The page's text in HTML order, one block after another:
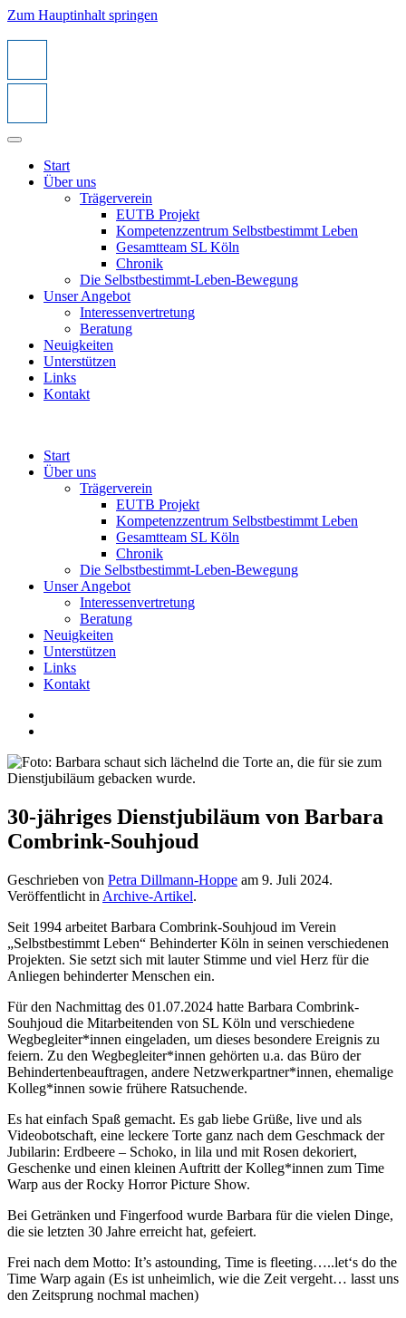
Zum Hauptinhalt springen
Start
Über uns
Trägerverein
EUTB Projekt
Kompetenzzentrum Selbstbestimmt Leben
Gesamtteam SL Köln
Chronik
Die Selbstbestimmt-Leben-Bewegung
Unser Angebot
Interessenvertretung
Beratung
Neuigkeiten
Unterstützen
Links
Kontakt
Start
Über uns
Trägerverein
EUTB Projekt
Kompetenzzentrum Selbstbestimmt Leben
Gesamtteam SL Köln
Chronik
Die Selbstbestimmt-Leben-Bewegung
Unser Angebot
Interessenvertretung
Beratung
Neuigkeiten
Unterstützen
Links
Kontakt
30-jähriges Dienstjubiläum von Barbara
Combrink-Souhjoud
Geschrieben von Petra Dillmann-Hoppe am 9. Juli 2024.
Veröffentlicht in Archive-Artikel.
Seit 1994 arbeitet Barbara Combrink-Souhjoud im Verein
„Selbstbestimmt Leben“ Behinderter Köln in seinen verschiedenen
Projekten. Sie setzt sich mit lauter Stimme und viel Herz für die
Anliegen behinderter Menschen ein.
Für den Nachmittag des 01.07.2024 hatte Barbara Combrink-
Souhjoud die Mitarbeitenden von SL Köln und verschiedene
Wegbegleiter*innen eingeladen, um dieses besondere Ereignis zu
feiern. Zu den Wegbegleiter*innen gehörten u.a. das Büro der
Behindertenbeauftragen, andere Netzwerkpartner*innen, ehemalige
Kolleg*innen sowie frühere Ratsuchende.
Es hat einfach Spaß gemacht. Es gab liebe Grüße, live und als
Videobotschaft, eine leckere Torte ganz nach dem Geschmack der
Jubilarin: Erdbeere – Schoko, in lila und mit Rosen dekoriert,
Geschenke und einen kleinen Auftritt der Kolleg*innen zum Time
Warp aus der Rocky Horror Picture Show.
Bei Getränken und Fingerfood wurde Barbara für die vielen Dinge,
die sie letzten 30 Jahre erreicht hat, gefeiert.
Frei nach dem Motto: It’s astounding, Time is fleeting…..let‘s do the
Time Warp again (Es ist unheimlich, wie die Zeit vergeht… lasst uns
den Zeitsprung nochmal machen)